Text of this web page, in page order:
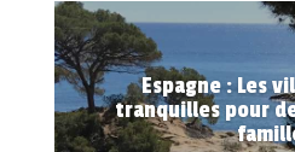
Espagne : Les
tranquilles pour